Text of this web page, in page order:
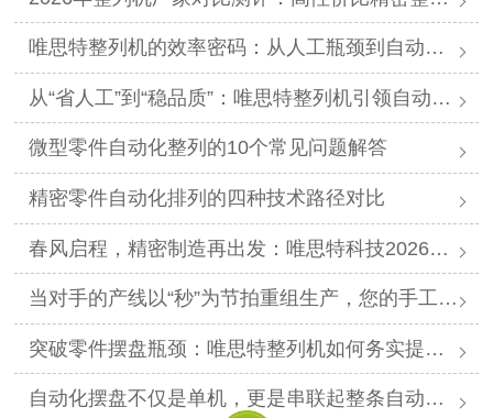
唯思特整列机的效率密码：从人工瓶颈到自动化跨越
从“省人工”到“稳品质”：唯思特整列机引领自动化价值跃迁
微型零件自动化整列的10个常见问题解答
精密零件自动化排列的四种技术路径对比
春风启程，精密制造再出发：唯思特科技2026年春节后正式开工
当对手的产线以“秒”为节拍重组生产，您的手工摆盘环节是否已成为供应链响应赛跑中的“绊马索”？
突破零件摆盘瓶颈：唯思特整列机如何务实提升产线效能
自动化摆盘不仅是单机，更是串联起整条自动化产线的“高效关节”。